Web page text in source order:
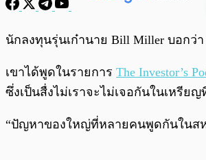
พร้อมเล่น
นักลงทุนรุ่นเก๋านาย Bill Miller บอกว่า
เขาได้พูดในรายการ The Investor’s
ซึ่งเป็นสื่งไม่เราจะไม่เจอกันในเหรีย
“ปัญหาของใหญ่ที่หลายคนพูดกันในสห